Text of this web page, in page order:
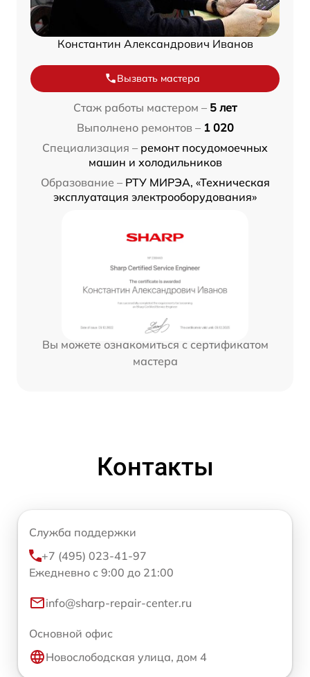
Константин Александрович Иванов
Вызвать мастера
Стаж работы мастером – 5 лет
Выполнено ремонтов – 1 020
Специализация – ремонт посудомоечных
машин и холодильников
Образование – РТУ МИРЭА, «Техническая
эксплуатация электрооборудования»
Вы можете ознакомиться с сертификатом
мастера
Контакты
Служба поддержки
+7 (495) 023-41-97
Ежедневно с 9:00 до 21:00
info@sharp-repair-center.ru
Основной офис
Новослободская улица, дом 4